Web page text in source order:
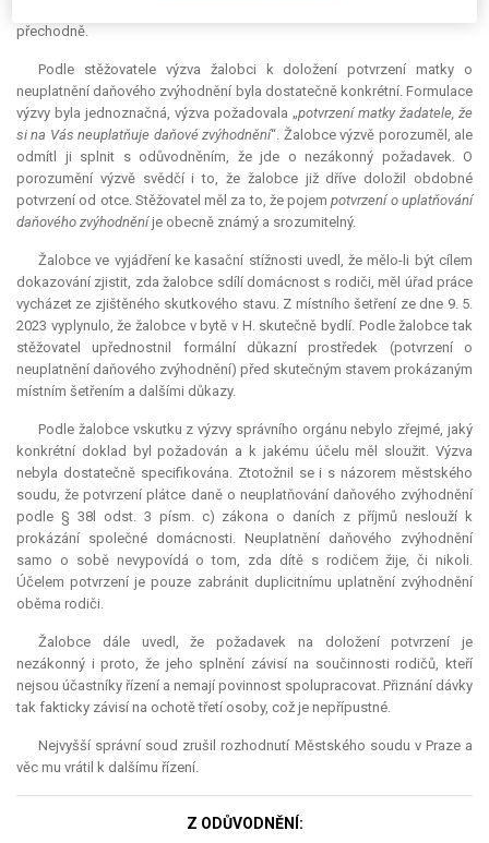
přechodně.
Podle stěžovatele výzva žalobci k doložení potvrzení matky o
neuplatnění daňového zvýhodnění byla dostatečně konkrétní. Formulace
výzvy byla jednoznačná, výzva požadovala „potvrzení matky žadatele, že
si na Vás neuplatňuje daňové zvýhodnění“. Žalobce výzvě porozuměl, ale
odmítl ji splnit s odůvodněním, že jde o nezákonný požadavek. O
porozumění výzvě svědčí i to, že žalobce již dříve doložil obdobné
potvrzení od otce. Stěžovatel měl za to, že pojempotvrzení o uplatňování
daňového zvýhodněníje obecně známý a srozumitelný.
Žalobce ve vyjádření ke kasační stížnosti uvedl, že mělo-li být cílem
dokazování zjistit, zda žalobce sdílí domácnost s rodiči, měl úřad práce
vycházet ze zjištěného skutkového stavu. Z místního šetření ze dne 9. 5.
2023 vyplynulo, že žalobce v bytě v H. skutečně bydlí. Podle žalobce tak
stěžovatel upřednostnil formální důkazní prostředek (potvrzení o
neuplatnění daňového zvýhodnění) před skutečným stavem prokázaným
místním šetřením a dalšími důkazy.
Podle žalobce vskutku z výzvy správního orgánu nebylo zřejmé, jaký
konkrétní doklad byl požadován a k jakému účelu měl sloužit. Výzva
nebyla dostatečně specifikována. Ztotožnil se i s názorem městského
soudu, že potvrzení plátce daně o neuplatňování daňového zvýhodnění
podle § 38l odst. 3 písm. c) zákona o daních z příjmů neslouží k
prokázání společné domácnosti. Neuplatnění daňového zvýhodnění
samo o sobě nevypovídá o tom, zda dítě s rodičem žije, či nikoli.
Účelem potvrzení je pouze zabránit duplicitnímu uplatnění zvýhodnění
oběma rodiči.
Žalobce dále uvedl, že požadavek na doložení potvrzení je
nezákonný i proto, že jeho splnění závisí na součinnosti rodičů, kteří
nejsou účastníky řízení a nemají povinnost spolupracovat. Přiznání dávky
tak fakticky závisí na ochotě třetí osoby, což je nepřípustné.
Nejvyšší správní soud zrušil rozhodnutí Městského soudu v Praze a
věc mu vrátil k dalšímu řízení.
Z ODŮVODNĚNÍ: